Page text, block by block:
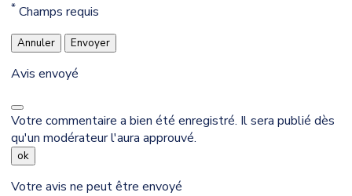
* Champs requis
Annuler Envoyer
Avis envoyé
Votre commentaire a bien été enregistré. Il sera publié dès
qu'un modérateur l'aura approuvé.
ok
Votre avis ne peut être envoyé